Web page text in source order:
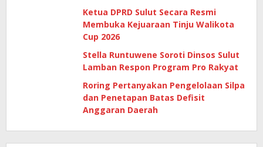
Ketua DPRD Sulut Secara Resmi
Membuka Kejuaraan Tinju Walikota
Cup 2026
Stella Runtuwene Soroti Dinsos Sulut
Lamban Respon Program Pro Rakyat
Roring Pertanyakan Pengelolaan Silpa
dan Penetapan Batas Defisit
Anggaran Daerah